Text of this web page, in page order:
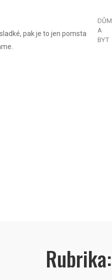
pak je to jen pomsta
DŮM
A
BYT
Rubrika: